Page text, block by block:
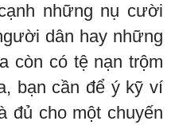
những nụ cười
dân hay những
còn có tệ nạn trộm
bạn cần để ý kỹ ví
đủ cho một chuyến